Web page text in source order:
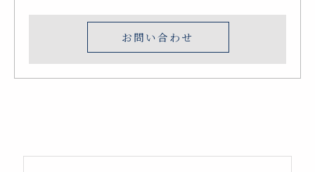
お問い合わせ